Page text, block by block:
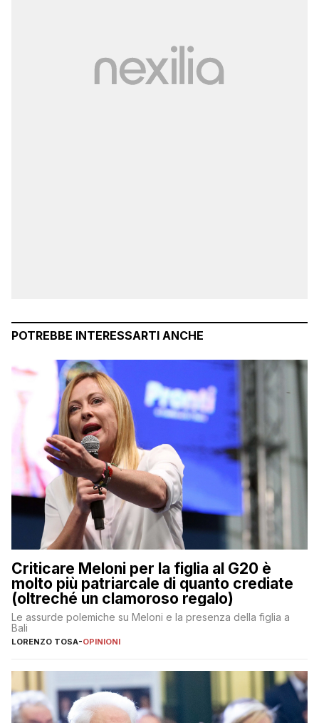
POTREBBE INTERESSARTI ANCHE
Criticare Meloni per la figlia al G20 è
molto più patriarcale di quanto crediate
(oltreché un clamoroso regalo)
Le assurde polemiche su Meloni e la presenza della figlia a
Bali
LORENZO TOSA-OPINIONI